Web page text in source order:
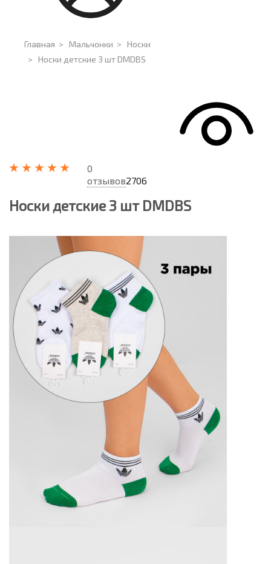
Главная > Мальчонки > Носки
> Носки детские 3 шт DMDBS
0
отзывов2706
Носки детские 3 шт DMDBS